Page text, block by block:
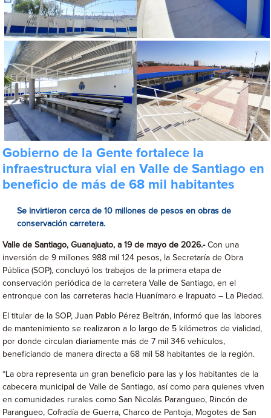
Gobierno de la Gente fortalece la
infraestructura vial en Valle de Santiago en
beneficio de más de 68 mil habitantes
Se invirtieron cerca de 10 millones de pesos en obras de
conservación carretera.
Valle de Santiago, Guanajuato, a 19 de mayo de 2026.-Con una
inversión de 9 millones 988 mil 124 pesos, la Secretaría de Obra
Pública (SOP), concluyó los trabajos de la primera etapa de
conservación periódica de la carretera Valle de Santiago, en el
entronque con las carreteras hacia Huanímaro e Irapuato – La Piedad.
El titular de la SOP, Juan Pablo Pérez Beltrán, informó que las labores
de mantenimiento se realizaron a lo largo de 5 kilómetros de vialidad,
por donde circulan diariamente más de 7 mil 346 vehículos,
beneficiando de manera directa a 68 mil 58 habitantes de la región.
“La obra representa un gran beneficio para las y los habitantes de la
cabecera municipal de Valle de Santiago, así como para quienes viven
en comunidades rurales como San Nicolás Parangueo, Rincón de
Parangueo, Cofradía de Guerra, Charco de Pantoja, Mogotes de San